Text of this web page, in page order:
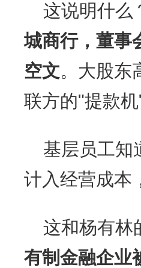
这说明什么
城商行，董事
空文。大股东
联方的"提款机
基层员工知
计入经营成本
这和杨有
有制金融企业